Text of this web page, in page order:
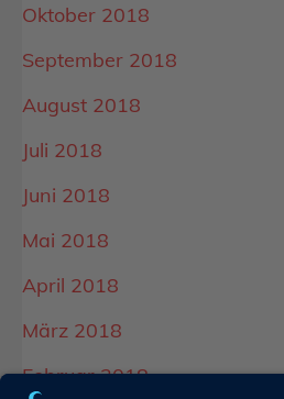
Oktober 2018
September 2018
August 2018
Juli 2018
Juni 2018
Mai 2018
April 2018
März 2018
Februar 2018